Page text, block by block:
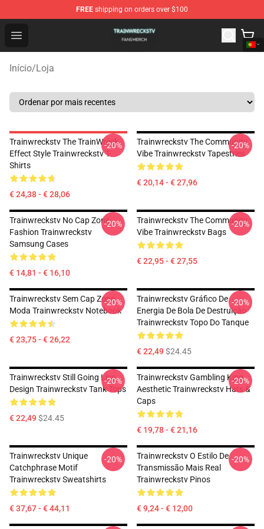
FREE shipping on orders over $100
Open menu
Trainwreckstv Shop - Official Trainwreckstv
Início/Loja
Trainwreckstv The TrainWreck
Effect Style Trainwreckstv T-
Shirts
€ 24,38 - € 28,06
-20%
Trainwreckstv The Community
Vibe Trainwreckstv Tapestries
€ 20,14 - € 27,96
-20%
Trainwreckstv No Cap Zone
Fashion Trainwreckstv
Samsung Cases
€ 14,81 - € 16,10
-20%
Trainwreckstv The Community
Vibe Trainwreckstv Bags
€ 22,95 - € 27,55
-20%
Trainwreckstv Sem Cap Zone
Moda Trainwreckstv Notebook
€ 23,75 - € 26,22
-20%
Trainwreckstv Gráfico De
Energia De Bola De Destruição
Trainwreckstv Topo Do Tanque
€ 22,49$24.45
-20%
Trainwreckstv Still Going Live
Design Trainwreckstv Tank Tops
€ 22,49$24.45
-20%
Trainwreckstv Gambling King
Aesthetic Trainwreckstv Hats &
Caps
€ 19,78 - € 21,16
-20%
Trainwreckstv Unique
Catchphrase Motif
Trainwreckstv Sweatshirts
€ 37,67 - € 44,11
-20%
Trainwreckstv O Estilo De
Transmissão Mais Real
Trainwreckstv Pinos
€ 9,24 - € 12,00
-20%